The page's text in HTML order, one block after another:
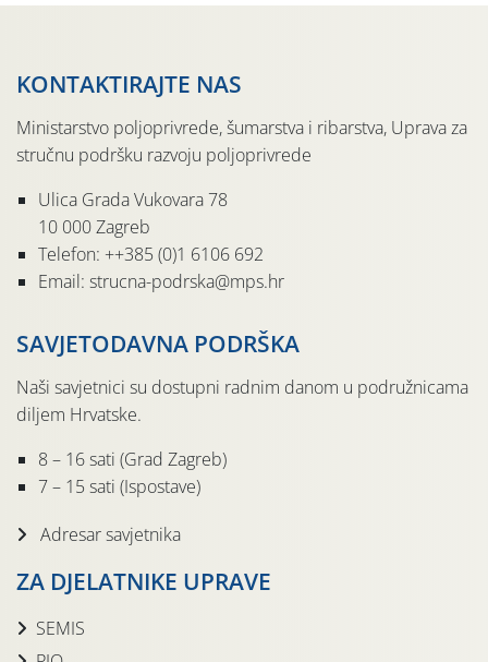
KONTAKTIRAJTE NAS
Ministarstvo poljoprivrede, šumarstva i ribarstva, Uprava za
stručnu podršku razvoju poljoprivrede
Ulica Grada Vukovara 78
10 000 Zagreb
Telefon: ++385 (0)1 6106 692
Email: strucna-podrska@mps.hr
SAVJETODAVNA PODRŠKA
Naši savjetnici su dostupni radnim danom u podružnicama
diljem Hrvatske.
8 – 16 sati (Grad Zagreb)
7 – 15 sati (Ispostave)
Adresar savjetnika
ZA DJELATNIKE UPRAVE
SEMIS